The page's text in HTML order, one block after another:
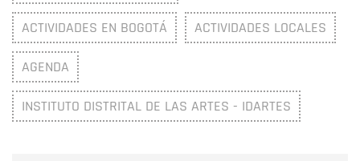
ACTIVIDADES EN BOGOTÁ ACTIVIDADES LOCALES
AGENDA
INSTITUTO DISTRITAL DE LAS ARTES - IDARTES